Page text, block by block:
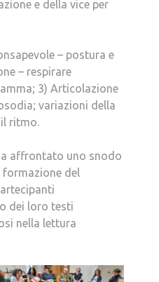
e della vice per
– postura e
– respirare
3) Articolazione
variazioni della
ritmo.
affrontato uno snodo
del
dei loro testi
nella lettura